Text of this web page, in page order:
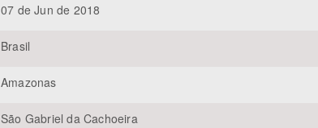
07 de Jun de 2018
Brasil
Amazonas
São Gabriel da Cachoeira